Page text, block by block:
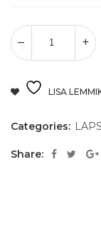
LISA
Categories:
Share: